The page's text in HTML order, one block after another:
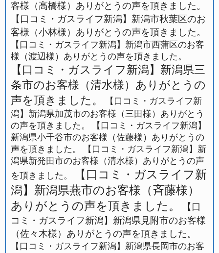
客様（高橋様）ありがとうの声を頂きました。
【口コミ・ガスライフ新潟】新潟市秋葉区のお
客様（小林様）ありがとうの声を頂きました。
【口コミ・ガスライフ新潟】新潟市西蒲区のお客
様（渡辺様）ありがとうの声を頂きました。
【口コミ・ガスライフ新潟】新潟県三
条市のお客様（清水様）ありがとうの
声を頂きました。
【口コミ・ガスライフ新
潟】新潟県加茂市のお客様（三田様）ありがとう
の声を頂きました。
【口コミ・ガスライフ新潟】
新潟県小千谷市のお客様（佐藤様）ありがとうの
声を頂きました。
【口コミ・ガスライフ新潟】新
潟県新発田市のお客様（清水様）ありがとうの声
を頂きました。
【口コミ・ガスライフ新
潟】新潟県燕市のお客様（斉藤様）
ありがとうの声を頂きました。
【口
コミ・ガスライフ新潟】新潟県見附市のお客様
（佐々木様）ありがとうの声を頂きました。
【口コミ・ガスライフ新潟】新潟県長岡市のお客